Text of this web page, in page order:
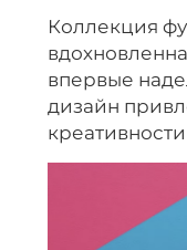
Коллекция
впервые
дизайн